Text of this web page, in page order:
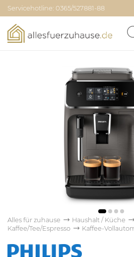
Servicehotline: 0365/527881-88
Alles für zuhause Haushalt / Küche
Kaffee/Tee/Espresso
Kaffee-